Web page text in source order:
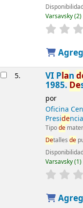
Varsavsky(2)
5. VI Plan
1985.De
por
Oficina
Presidencia
Tipode
Detalles de
Varsavsky(1)